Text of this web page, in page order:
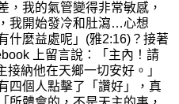
，我的氣管變得非常敏感，
我開始發冷和肚瀉…心想
什麼益處呢」(雅2:16)？接著
上留言說：「主內！請
納他在天鄉一切安好。」
四個人點擊了「讚好」，真